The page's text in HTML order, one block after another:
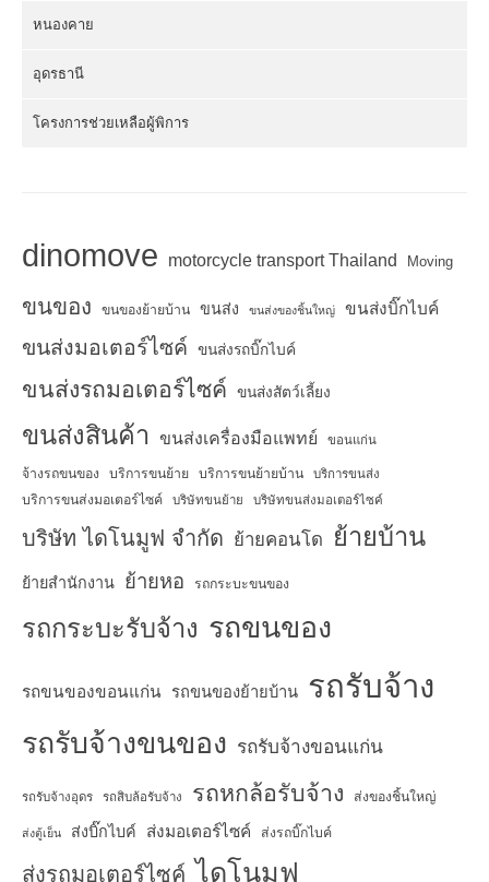
หนองคาย
อุดรธานี
โครงการช่วยเหลือผู้พิการ
dinomove motorcycle transport Thailand Moving
ขนของ ขนของย้ายบ้าน ขนส่ง ขนส่งของชิ้นใหญ่ ขนส่งบิ๊กไบค์
ขนส่งมอเตอร์ไซค์ ขนส่งรถบิ๊กไบค์
ขนส่งรถมอเตอร์ไซค์ ขนส่งสัตว์เลี้ยง
ขนส่งสินค้า ขนส่งเครื่องมือแพทย์ ขอนแก่น
จ้างรถขนของ บริการขนย้าย บริการขนย้ายบ้าน บริการขนส่ง
บริการขนส่งมอเตอร์ไซค์ บริษัทขนย้าย บริษัทขนส่งมอเตอร์ไซค์
บริษัท ไดโนมูฟ จำกัด ย้ายคอนโด ย้ายบ้าน
ย้ายสำนักงาน ย้ายหอ รถกระบะขนของ
รถกระบะรับจ้าง รถขนของ
รถขนของขอนแก่น รถขนของย้ายบ้าน รถรับจ้าง
รถรับจ้างขนของ รถรับจ้างขอนแก่น
รถรับจ้างอุดร รถสิบล้อรับจ้าง รถหกล้อรับจ้าง ส่งของชิ้นใหญ่
ส่งตู้เย็น ส่งบิ๊กไบค์ ส่งมอเตอร์ไซค์ ส่งรถบิ๊กไบค์
ส่งรถมอเตอร์ไซค์ ไดโนมูฟ